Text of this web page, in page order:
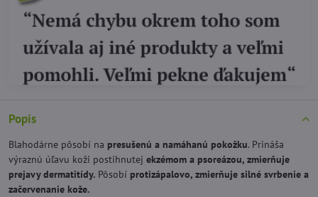
Popis
Blahodárne pôsobí na presušenú a namáhanú pokožku. Prináša
výraznú úľavu koži postihnutej ekzémom a psoreázou, zmierňuje
prejavy dermatitídy. Pôsobí protizápalovo, zmierňuje silné svrbenie a
začervenanie kože.